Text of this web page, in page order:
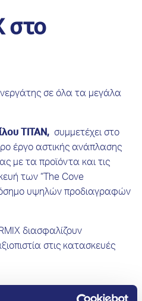
στο
σε όλα τα μεγάλα
ΤΙΤΑΝ, συμμετέχει στο
έργο αστικής ανάπλασης
με τα προϊόντα και τις
των “The Cove
υψηλών προδιαγραφών
διασφαλίζουν
στις κατασκευές
εξυπηρέτηση και ταχύτητα